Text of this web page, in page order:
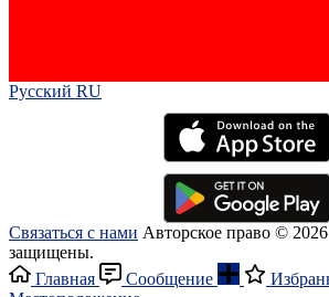
Русский RU‎
Связаться с нами Авторское право ©
защищены.
Главная
Сообщение